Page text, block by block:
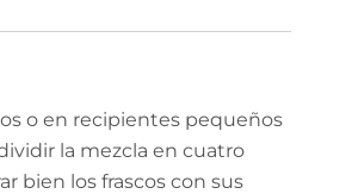
o en recipientes pequeños
la mezcla en cuatro
bien los frascos con sus